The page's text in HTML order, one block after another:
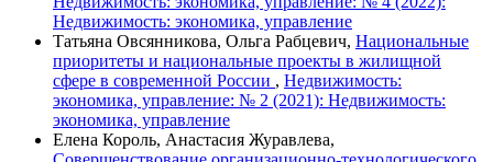
Недвижимость: экономика, управление
Татьяна Овсянникова, Ольга Рабцевич, Национальные
приоритеты и национальные проекты в жилищной
сфере в современной России , Недвижимость:
экономика, управление: № 2 (2021): Недвижимость:
экономика, управление
Елена Король, Анастасия Журавлева,